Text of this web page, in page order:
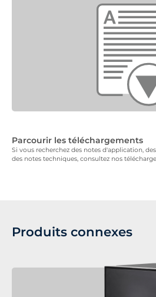
Parcourir les téléchargements
Si vous recherchez des notes d'application,
des notes techniques, consultez nos
Produits connexes